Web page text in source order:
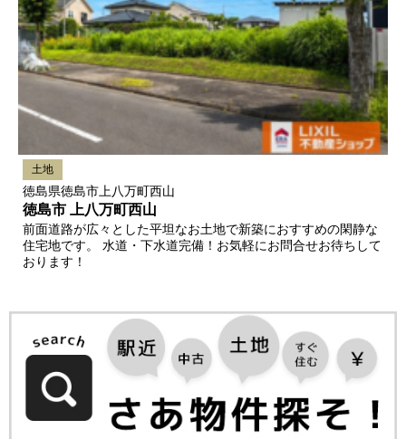
土地
徳島県徳島市上八万町西山
徳島市 上八万町西山
前面道路が広々とした平坦なお土地で新築におすすめの閑静な
住宅地です。 水道・下水道完備！お気軽にお問合せお待ちして
おります！